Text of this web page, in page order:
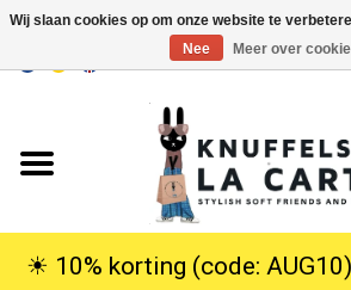
USD
Knuffels
☀︎ 10% korting (code:
Wij slaan cookies op om onze website te
Nee
Meer over